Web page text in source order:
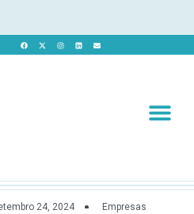
24, 2024 Empresas